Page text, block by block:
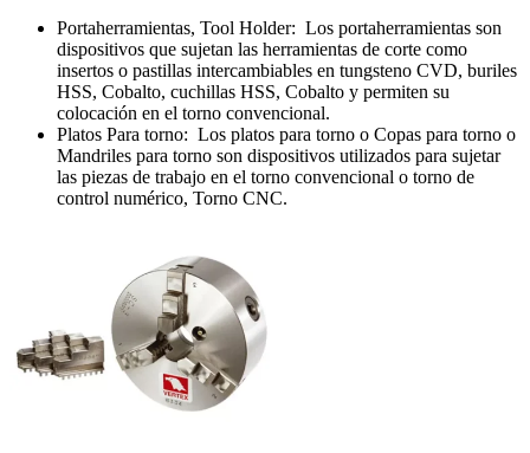
Portaherramientas, Tool Holder: Los portaherramientas son
dispositivos que sujetan las herramientas de corte como
insertos o pastillas intercambiables en tungsteno CVD, buriles
HSS, Cobalto, cuchillas HSS, Cobalto y permiten su
colocación en el torno convencional.
Platos Para torno: Los platos para torno o Copas para torno o
Mandriles para torno son dispositivos utilizados para sujetar
las piezas de trabajo en el torno convencional o torno de
control numérico, Torno CNC.